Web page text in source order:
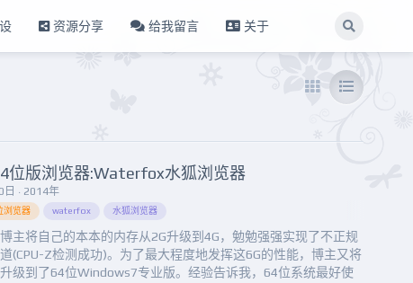
资源分享 给我留言 关于
日 · 2014年
位版浏览器:Waterfox水狐浏览器
浏览器 waterfox 水狐浏览器
主将自己的本本的内存从2G升级到4G，勉勉强强实现了不正规
(CPU-Z检测成功)。为了最大程度地发挥这6G的性能，博主又将
级到了64位Windows7专业版。经验告诉我，64位系统最好使